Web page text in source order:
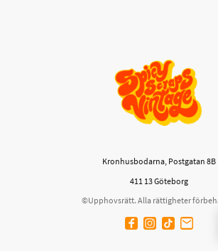
Kronhusbodarna, Postgatan 8B
411 13 Göteborg
©Upphovsrätt. Alla rättigheter